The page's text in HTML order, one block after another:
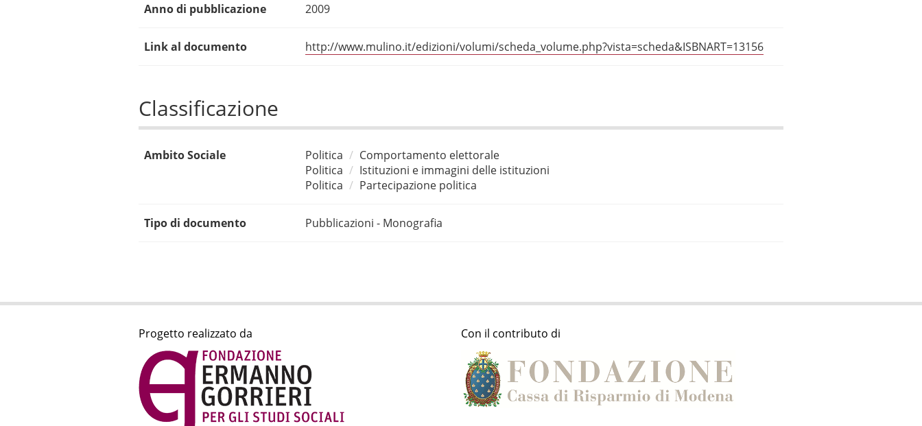
Anno di pubblicazione 2009
Link al documento http://www.mulino.it/edizioni/volumi/scheda_volume.php?vista=scheda&ISBNART=13156
Classificazione
Ambito Sociale Politica
Comportamento elettorale
Politica
Istituzioni e immagini delle istituzioni
Politica
Partecipazione politica
Tipo di documento Pubblicazioni - Monografia
Progetto realizzato da Con il contributo di